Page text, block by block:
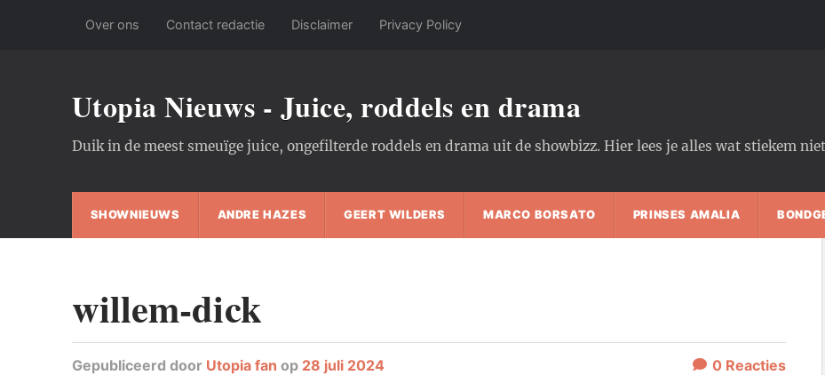
Over ons Contact redactie Disclaimer Privacy Policy
Utopia Nieuws - Juice, roddels en drama
Duik in de meest smeuïge juice, ongefilterde roddels en drama uit de showbizz. Hier lees je alles wat stiekem
SHOWNIEUWS ANDRE HAZES GEERT WILDERS MARCO BORSATO PRINSES AMALIA
willem-dick
Gepubliceerd door Utopia fan op 28 juli 2024 0 Reacties